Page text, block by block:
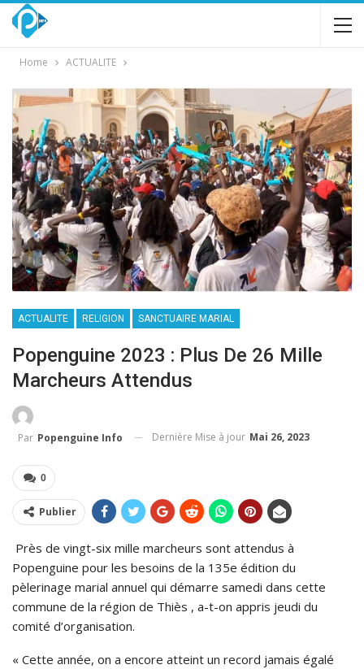
Home ACTUALITE
ACTUALITE RELIGION SANCTUAIRE MARIAL
Popenguine 2023 : Plus De 26 Mille
Marcheurs Attendus
Par Popenguine Info Dernière Mise à jour Mai 26, 2023
0
Publier
Près de vingt-six mille marcheurs sont attendus à
Popenguine pour les besoins de la 135e édition du
pèlerinage marial annuel qui démarre samedi dans cette
commune de la région de Thiès , a-t-on appris jeudi du
comité d’organisation.
« Cette année, on a encore atteint un record jamais égalé